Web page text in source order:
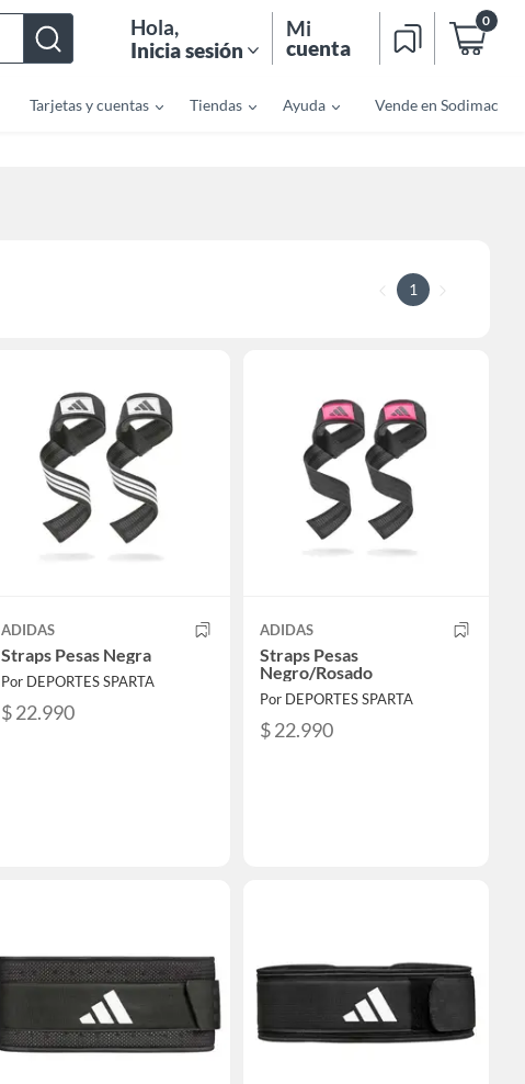
Hola,
Inicia sesión
Mi
cuenta
0
Tarjetas y cuentas Tiendas Ayuda Vende en Sodimac
1
ADIDAS
Straps Pesas Negra
Por DEPORTES SPARTA
$ 22.990
ADIDAS
Straps Pesas
Negro/Rosado
Por DEPORTES SPARTA
$ 22.990